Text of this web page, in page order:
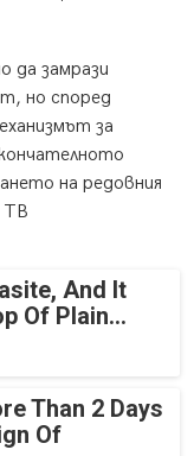
да замрази
но според
за
на редовния
ТВ
And It
Of Plain...
Than 2 Days
Of